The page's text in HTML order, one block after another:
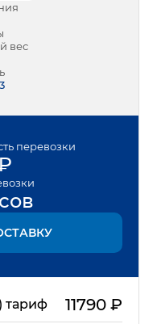
вес
перевозки
тариф 11790₽